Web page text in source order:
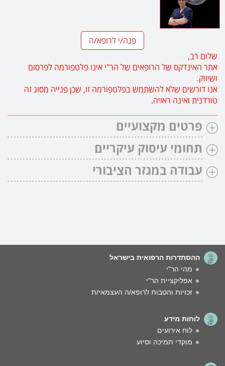
פנה/י לרופא/ה
שלום רב,
אתר האינדקס של הרופאים של הר"י אינו פלטפורמה לפרסום
ושיווק.
אנו דורשים שלא להשתמש בפלטפורמה זו, שכן פנייה מסוג זה
טורדנית ואינה ראויה.
פרטים מקצועיים
תחומי עיסוק עיקריים
עבודה במגזר הציבורי
ההסתדרות הרפואית בישראל
מהי הר"י
אפליקציית הר"י
זכויות והטבות לרופא/ה העצמאי/ת
לוחות מידע
לוח אירועים
מוקדי תמיכה וסיוע